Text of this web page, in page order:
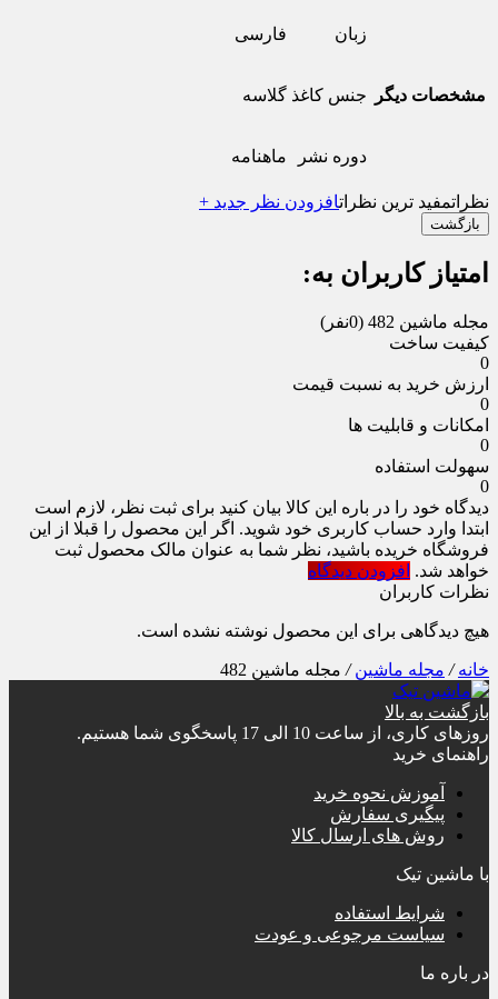
مشخصات دیگر
زبان فارسی
جنس کاغذ گلاسه
دوره نشر ماهنامه
نظراتمفید ترین نظراتافزودن نظر جدید +
بازگشت
امتیاز کاربران به:
مجله ماشین 482
(0نفر)
کیفیت ساخت
0
ارزش خرید به نسبت قیمت
0
امکانات و قابلیت ها
0
سهولت استفاده
0
دیدگاه خود را در باره این کالا بیان کنید برای ثبت نظر، لازم است
ابتدا وارد حساب کاربری خود شوید. اگر این محصول را قبلا از این
فروشگاه خریده باشید، نظر شما به عنوان مالک محصول ثبت
خواهد شد. افزودن دیدگاه
نظرات کاربران
هیچ دیدگاهی برای این محصول نوشته نشده است.
خانه/ مجله ماشین/ مجله ماشین 482
بازگشت به بالا
روزهای کاری، از ساعت 10 الی 17 پاسخگوی شما هستیم.
راهنمای خرید
آموزش نحوه خرید
پیگیری سفارش
روش های ارسال کالا
با ماشین تیک
شرایط استفاده
سیاست مرجوعی و عودت
در باره ما